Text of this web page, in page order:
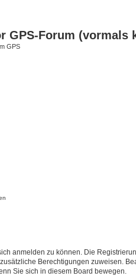
GPS-Forum (vormals
GPS
anmelden zu können. Die
Berechtigungen zuweisen.
Sie sich in diesem Board bewegen.